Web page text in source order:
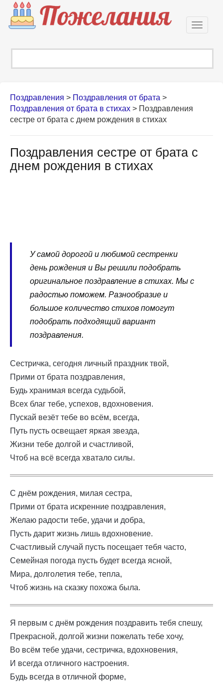
Поздравления > Поздравления от брата >
Поздравления от брата в стихах > Поздравления
сестре от брата с днем рождения в стихах
Поздравления сестре от брата с
днем рождения в стихах
У самой дорогой и любимой сестренки
день рождения и Вы решили подобрать
оригинальное поздравление в стихах. Мы с
радостью поможем. Разнообразие и
большое количество стихов помогут
подобрать подходящий вариант
поздравления.
Сестричка, сегодня личный праздник твой,
Прими от брата поздравления,
Будь хранимая всегда судьбой,
Всех благ тебе, успехов, вдохновения.
Пускай везёт тебе во всём, всегда,
Путь пусть освещает яркая звезда,
Жизни тебе долгой и счастливой,
Чтоб на всё всегда хватало силы.
С днём рождения, милая сестра,
Прими от брата искренние поздравления,
Желаю радости тебе, удачи и добра,
Пусть дарит жизнь лишь вдохновение.
Счастливый случай пусть посещает тебя часто,
Семейная погода пусть будет всегда ясной,
Мира, долголетия тебе, тепла,
Чтоб жизнь на сказку похожа была.
Я первым с днём рождения поздравить тебя спешу,
Прекрасной, долгой жизни пожелать тебе хочу,
Во всём тебе удачи, сестричка, вдохновения,
И всегда отличного настроения.
Будь всегда в отличной форме,